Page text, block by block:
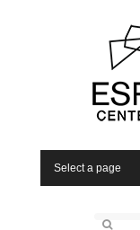
Select a page